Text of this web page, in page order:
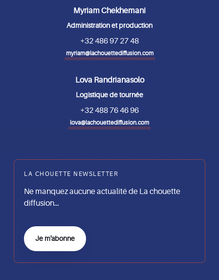
Myriam Chekhemani
Administration et production
+32 486 97 27 48
myriam@lachouettediffusion.com
Lova Randrianasolo
Logistique de tournée
+32 488 76 46 96
lova@lachouettediffusion.com
LA CHOUETTE NEWSLETTER
Ne manquez aucune actualité de La chouette
diffusion…
Je m'abonne